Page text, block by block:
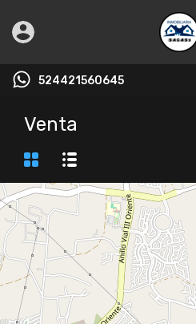
524421560645
Venta